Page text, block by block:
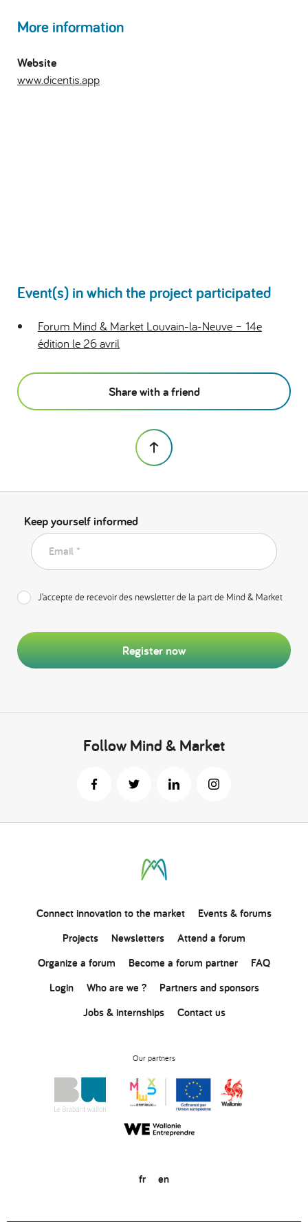
More information
Website
www.dicentis.app
Event(s) in which the project participated
Forum Mind & Market Louvain-la-Neuve – 14e
édition le 26 avril
Share with a friend
Keep yourself informed
Email *
J’accepte de recevoir des newsletter de la part de Mind & Market
Register now
Follow Mind & Market
Connectinnovationto the market
Events & forums
Projects
Newsletters
Attend a forum
Organize a forum
Become a forum partner
FAQ
Login
Who are we ?
Partners and sponsors
Jobs & internships
Contact us
Our partners
fr en